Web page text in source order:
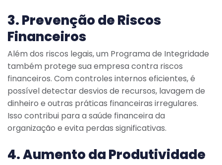
3. Prevenção de Riscos
Financeiros
Além dos riscos legais, um Programa de Integridade
também protege sua empresa contra riscos
financeiros. Com controles internos eficientes, é
possível detectar desvios de recursos, lavagem de
dinheiro e outras práticas financeiras irregulares.
Isso contribui para a saúde financeira da
organização e evita perdas significativas.
4. Aumento da Produtividade